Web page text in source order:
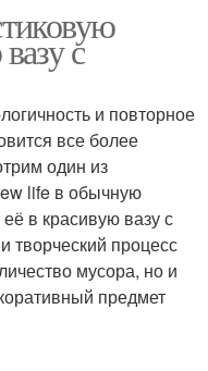
с
и повторное
все более
один из
life в обычную
в красивую вазу с
творческий процесс
мусора, но и
предмет